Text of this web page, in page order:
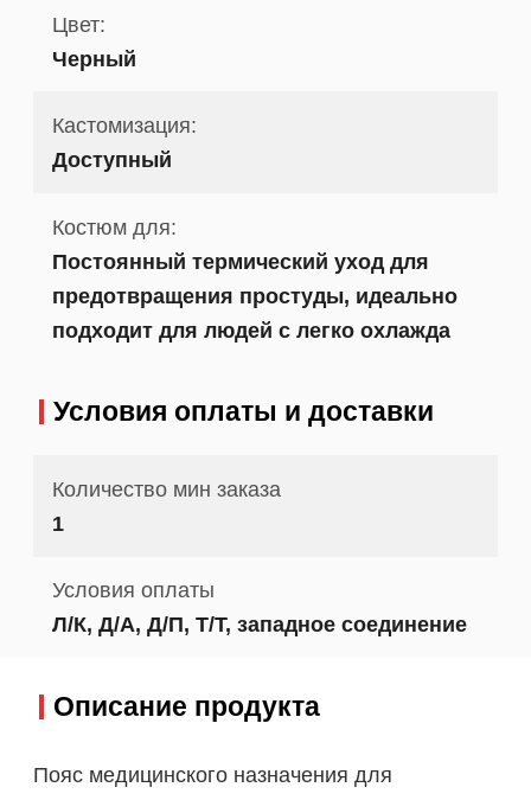
Цвет:
Черный
Кастомизация:
Доступный
Костюм для:
Постоянный термический уход для
предотвращения простуды, идеально
подходит для людей с легко охлажда
Условия оплаты и доставки
Количество мин заказа
1
Условия оплаты
Л/К, Д/А, Д/П, Т/Т, западное соединение
Описание продукта
Пояс медицинского назначения для